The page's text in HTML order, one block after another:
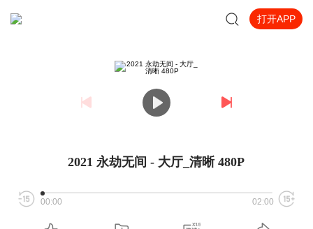
打开APP
2021 永劫无间 - 大厅_清晰 480P
00:00 02:00